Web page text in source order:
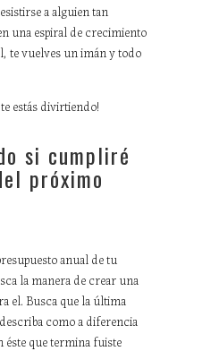
a alguien tan
una espiral de crecimiento
te vuelves un imán y todo
estás divirtiendo!
si cumpliré
próximo
anual de tu
la manera de crear una
el. Busca que la última
como a diferencia
éste que termina fuiste